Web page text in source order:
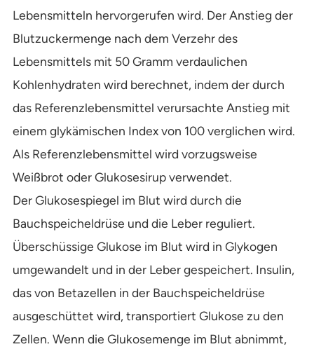
Lebensmitteln hervorgerufen wird. Der Anstieg der
Blutzuckermenge nach dem Verzehr des
Lebensmittels mit 50 Gramm verdaulichen
Kohlenhydraten wird berechnet, indem der durch
das Referenzlebensmittel verursachte Anstieg mit
einem glykämischen Index von 100 verglichen wird.
Als Referenzlebensmittel wird vorzugsweise
Weißbrot oder Glukosesirup verwendet.
Der Glukosespiegel im Blut wird durch die
Bauchspeicheldrüse und die Leber reguliert.
Überschüssige Glukose im Blut wird in Glykogen
umgewandelt und in der Leber gespeichert. Insulin,
das von Betazellen in der Bauchspeicheldrüse
ausgeschüttet wird, transportiert Glukose zu den
Zellen. Wenn die Glukosemenge im Blut abnimmt,